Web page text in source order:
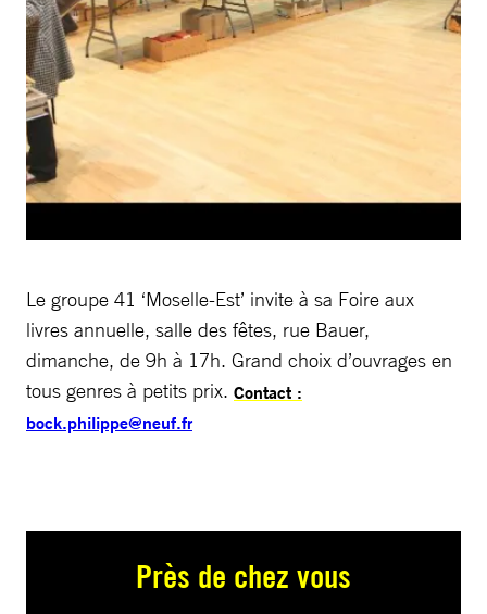
Le groupe 41 ‘Moselle-Est’ invite à sa Foire aux
livres annuelle, salle des fêtes, rue Bauer,
dimanche, de 9h à 17h. Grand choix d’ouvrages en
tous genres à petits prix. Contact :
bock.philippe@neuf.fr
Près de chez vous